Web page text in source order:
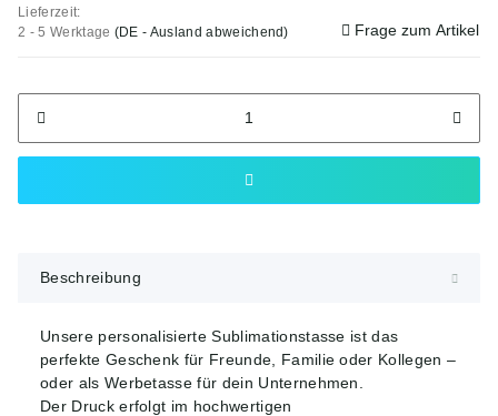
Lieferzeit:
2 - 5 Werktage (DE - Ausland abweichend) Frage zum Artikel
Beschreibung
Unsere personalisierte Sublimationstasse ist das
perfekte Geschenk für Freunde, Familie oder Kollegen –
oder als Werbetasse für dein Unternehmen.
Der Druck erfolgt im hochwertigen